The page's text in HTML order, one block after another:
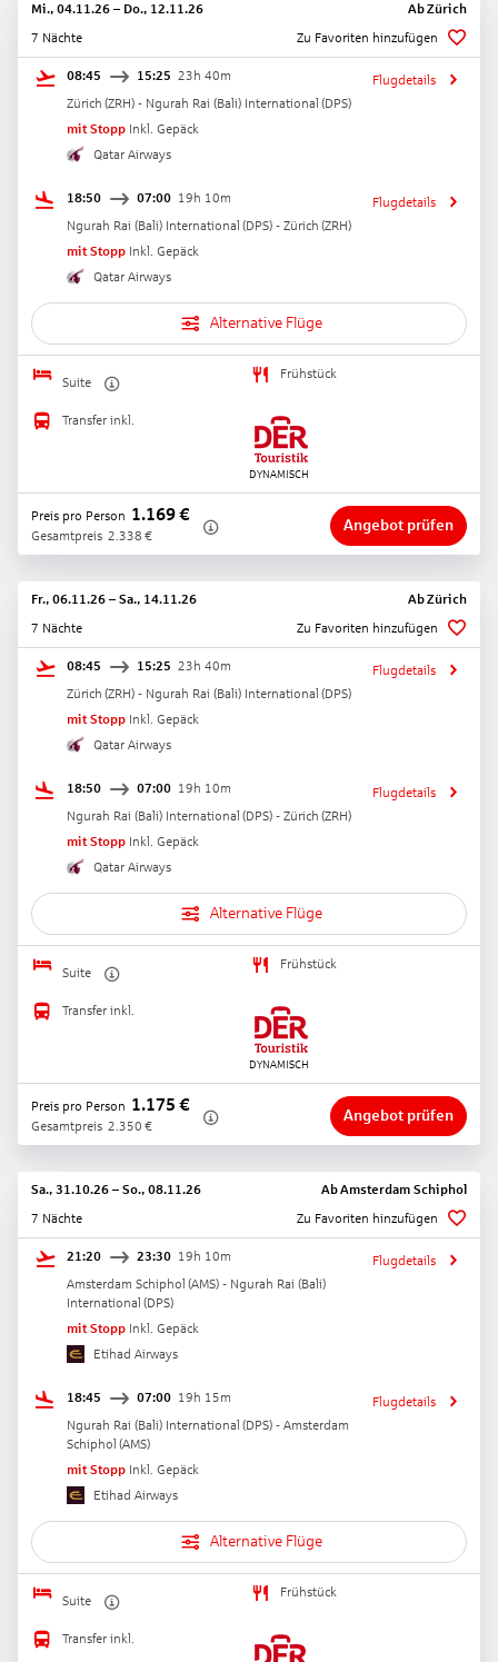
Mi., 04.11.26 – Do., 12.11.26 AbZürich
7 Nächte
Zu Favoriten hinzufügen
08:45 15:25 23h 40m
Zürich (ZRH) - Ngurah Rai (Bali) International (DPS)
mit Stopp Inkl. Gepäck
Qatar Airways
Flugdetails
18:50 07:00 19h 10m
Ngurah Rai (Bali) International (DPS) - Zürich (ZRH)
mit Stopp Inkl. Gepäck
Qatar Airways
Flugdetails
Alternative Flüge
Suite
Frühstück
Transfer inkl.
Preis pro Person 1.169€
Gesamtpreis 2.338 €
Angebot prüfen
Fr., 06.11.26 – Sa., 14.11.26 AbZürich
7 Nächte
Zu Favoriten hinzufügen
08:45 15:25 23h 40m
Zürich (ZRH) - Ngurah Rai (Bali) International (DPS)
mit Stopp Inkl. Gepäck
Qatar Airways
Flugdetails
18:50 07:00 19h 10m
Ngurah Rai (Bali) International (DPS) - Zürich (ZRH)
mit Stopp Inkl. Gepäck
Qatar Airways
Flugdetails
Alternative Flüge
Suite
Frühstück
Transfer inkl.
Preis pro Person 1.175 €
Gesamtpreis 2.350 €
Angebot prüfen
Sa., 31.10.26 – So., 08.11.26 AbAmsterdam Schiphol
7 Nächte
Zu Favoriten hinzufügen
21:20 23:30 19h 10m
Amsterdam Schiphol (AMS) - Ngurah Rai (Bali)
International (DPS)
mit Stopp Inkl. Gepäck
Etihad Airways
Flugdetails
18:45 07:00 19h 15m
Ngurah Rai (Bali) International (DPS) - Amsterdam
Schiphol (AMS)
mit Stopp Inkl. Gepäck
Etihad Airways
Flugdetails
Alternative Flüge
Suite
Frühstück
Transfer inkl.